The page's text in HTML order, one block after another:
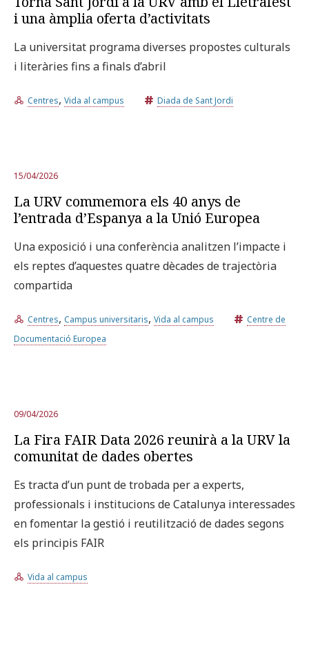
i una àmplia oferta d’activitats
La universitat programa diverses propostes culturals
i literàries fins a finals d’abril
Centres, Vida al campus Diada de Sant Jordi
15/04/2026
La URV commemora els 40 anys de
l’entrada d’Espanya a la Unió Europea
Una exposició i una conferència analitzen l’impacte i
els reptes d’aquestes quatre dècades de trajectòria
compartida
Centres, Campus universitaris, Vida al campus
Centre de
Documentació Europea
09/04/2026
La Fira FAIR Data 2026 reunirà a la URV la
comunitat de dades obertes
Es tracta d’un punt de trobada per a experts,
professionals i institucions de Catalunya interessades
en fomentar la gestió i reutilització de dades segons
els principis FAIR
Vida al campus